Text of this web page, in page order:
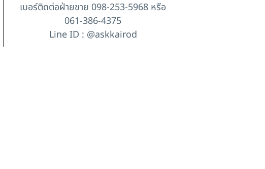
เบอร์ติดต่อฝ่ายขาย 098-253-5968 หรือ
061-386-4375
Line ID : @askkairod